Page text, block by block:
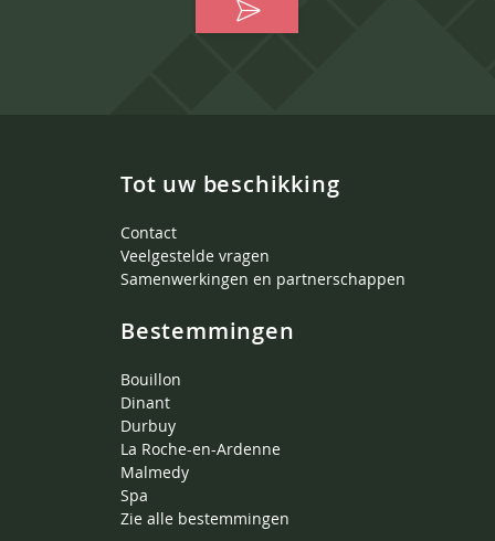
Tot uw beschikking
Contact
Veelgestelde vragen
Samenwerkingen en partnerschappen
Bestemmingen
Bouillon
Dinant
Durbuy
La Roche-en-Ardenne
Malmedy
Spa
Zie alle bestemmingen